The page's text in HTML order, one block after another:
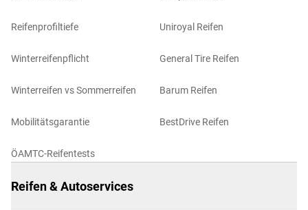
Reifenprofiltiefe
Winterreifenpflicht
Winterreifen vs Sommerreifen
Mobilitätsgarantie
ÖAMTC-Reifentests
Uniroyal Reifen
General Tire Reifen
Barum Reifen
BestDrive Reifen
Reifen & Autoservices